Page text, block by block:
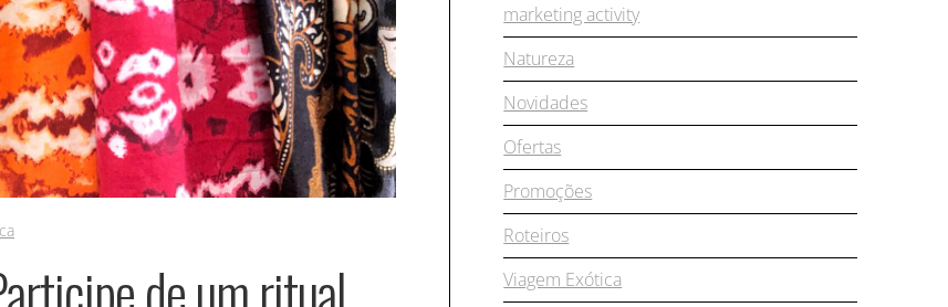
marketing activity
Natureza
Novidades
Ofertas
Promoções
Roteiros
Viagem Exótica